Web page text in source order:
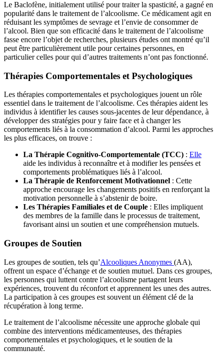
Le Baclofène, initialement utilisé pour traiter la spasticité, a gagné en
popularité dans le traitement de l’alcoolisme. Ce médicament agit en
réduisant les symptômes de sevrage et l’envie de consommer de
l’alcool. Bien que son efficacité dans le traitement de l’alcoolisme
fasse encore l’objet de recherches, plusieurs études ont montré qu’il
peut être particulièrement utile pour certaines personnes, en
particulier celles pour qui d’autres traitements n’ont pas fonctionné.
Thérapies Comportementales et Psychologiques
Les thérapies comportementales et psychologiques jouent un rôle
essentiel dans le traitement de l’alcoolisme. Ces thérapies aident les
individus à identifier les causes sous-jacentes de leur dépendance, à
développer des stratégies pour y faire face et à changer les
comportements liés à la consommation d’alcool. Parmi les approches
les plus efficaces, on trouve :
La Thérapie Cognitivo-Comportementale (TCC) : Elle
aide les individus à reconnaître et à modifier les pensées et
comportements problématiques liés à l’alcool.
La Thérapie de Renforcement Motivationnel : Cette
approche encourage les changements positifs en renforçant la
motivation personnelle à s’abstenir de boire.
Les Thérapies Familiales et de Couple : Elles impliquent
des membres de la famille dans le processus de traitement,
favorisant ainsi un soutien et une compréhension mutuels.
Groupes de Soutien
Les groupes de soutien, tels qu’Alcooliques Anonymes (AA),
offrent un espace d’échange et de soutien mutuel. Dans ces groupes,
les personnes qui luttent contre l’alcoolisme partagent leurs
expériences, trouvent du réconfort et apprennent les unes des autres.
La participation à ces groupes est souvent un élément clé de la
récupération à long terme.
Le traitement de l’alcoolisme nécessite une approche globale qui
combine des interventions médicamenteuses, des thérapies
comportementales et psychologiques, et le soutien de la
communauté.